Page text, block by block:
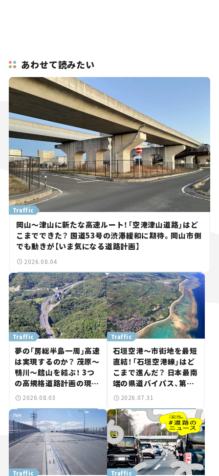
あわせて読みたい
Traffic
岡山～津山に新たな高速ルート！「空港津山道路」はど
こまでできた？ 国道53号の渋滞緩和に期待。岡山市側
でも動きが【いま気になる道路計画】
2026.08.04
Traffic
夢の「房総半島一周」高速
は実現するのか？ 茂原～
鴨川～館山を結ぶ！ 3つ
の高規格道路計画の現
状。「館山鴨川道路」で検
路計画】
2026.08.03
Traffic
石垣空港～市街地を最短
直結！「石垣空港線」はど
こまで進んだ？ 日本最南
端の県道バイパス、第2
工区も延伸開通 【いま気
2026.07.31
Traffic Traffic